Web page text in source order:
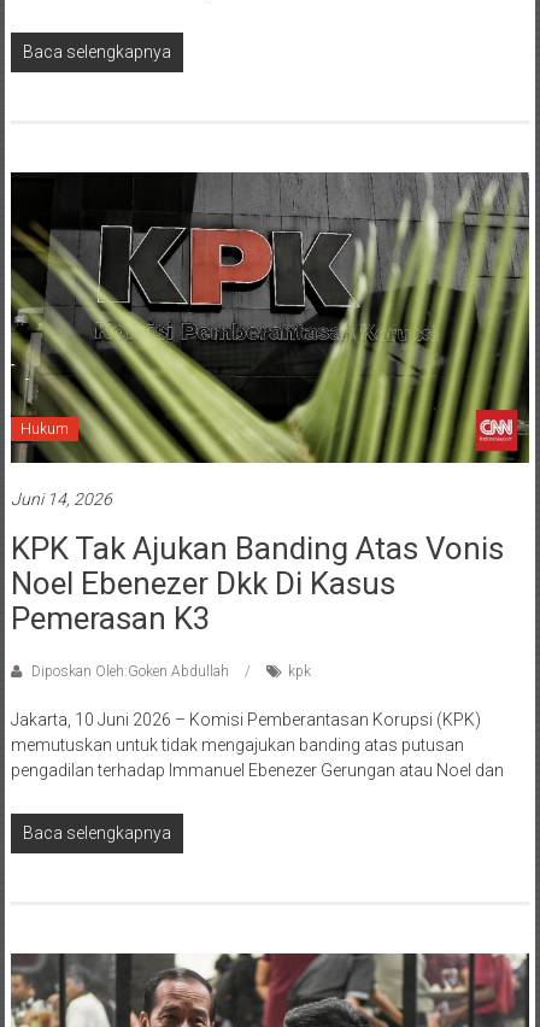
Baca selengkapnya
Hukum
Juni 14, 2026
KPK Tak Ajukan Banding Atas Vonis
Noel Ebenezer Dkk Di Kasus
Pemerasan K3
Diposkan Oleh:Goken Abdullah kpk
Jakarta, 10 Juni 2026 – Komisi Pemberantasan Korupsi (KPK)
memutuskan untuk tidak mengajukan banding atas putusan
pengadilan terhadap Immanuel Ebenezer Gerungan atau Noel dan
Baca selengkapnya